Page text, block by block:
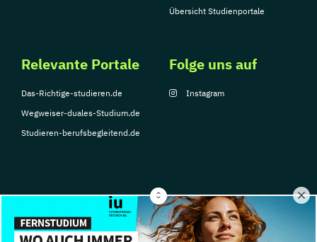
Übersicht Studienportale
Relevante Portale
Das-Richtige-studieren.de
Wegweiser-duales-Studium.de
Studieren-berufsbegleitend.de
Folge uns auf
Instagram
© Copyright 2026, TarGroup Media GmbH